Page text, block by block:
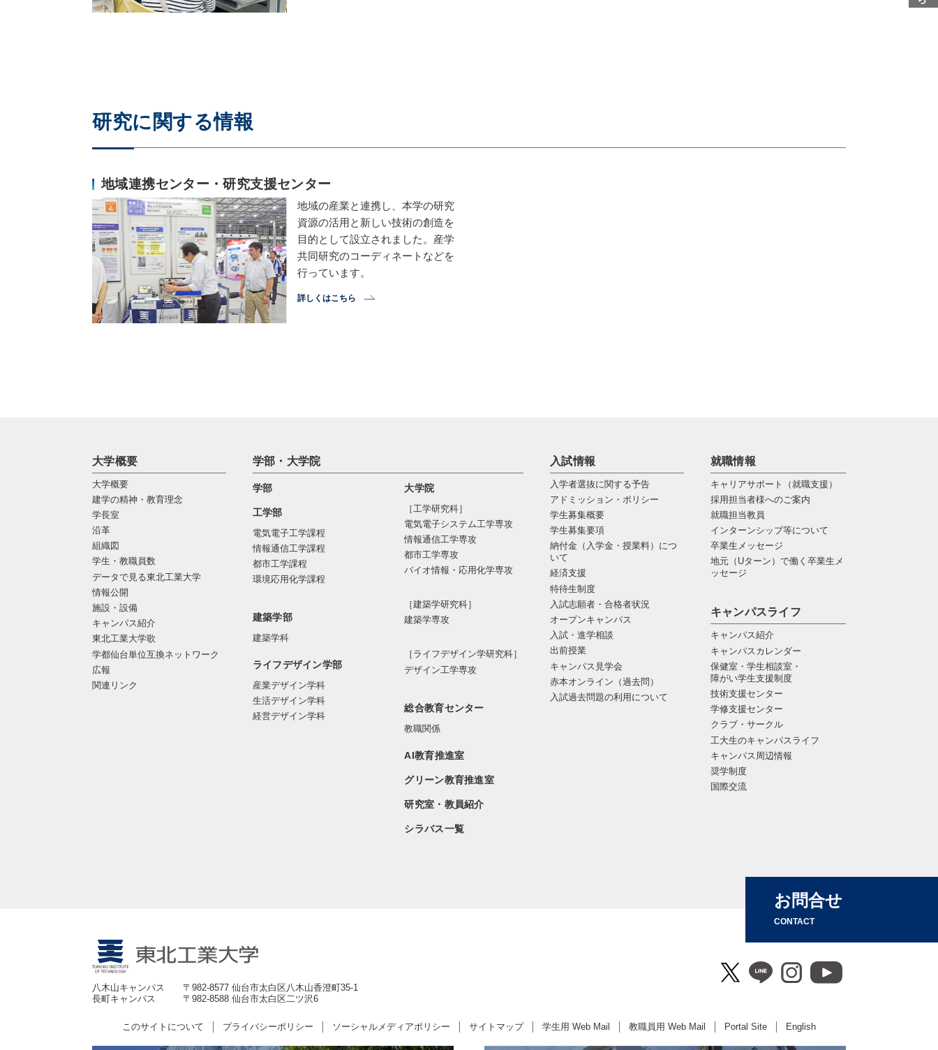
研究に関する情報
地域連携センター・研究支援センター
地域の産業と連携し、本学の研究
資源の活用と新しい技術の創造を
目的として設立されました。産学
共同研究のコーディネートなどを
行っています。
詳しくはこちら
大学概要
大学概要
建学の精神・教育理念
学長室
沿革
組織図
学生・教職員数
データで見る東北工業大学
情報公開
施設・設備
キャンパス紹介
東北工業大学歌
学都仙台単位互換ネットワーク
広報
関連リンク
学部・大学院
学部
工学部
電気電子工学課程
情報通信工学課程
都市工学課程
環境応用化学課程
建築学部
建築学科
ライフデザイン学部
産業デザイン学科
生活デザイン学科
経営デザイン学科
大学院
［工学研究科］
電気電⼦システム⼯学専攻
情報通信⼯学専攻
都市⼯学専攻
バイオ情報・応⽤化学専攻
［建築学研究科］
建築学専攻
［ライフデザイン学研究科］
デザイン工学専攻
総合教育センター
教職関係
AI教育推進室
グリーン教育推進室
研究室・教員紹介
シラバス一覧
入試情報
入学者選抜に関する予告
アドミッション・ポリシー
学生募集概要
学生募集要項
納付金（入学金・授業料）につ
いて
経済支援
特待生制度
入試志願者・合格者状況
オープンキャンパス
入試・進学相談
出前授業
キャンパス見学会
赤本オンライン（過去問）
入試過去問題の利用について
就職情報
キャリアサポート（就職支援）
採用担当者様へのご案内
就職担当教員
インターンシップ等について
卒業生メッセージ
地元（Uターン）で働く卒業生メ
ッセージ
キャンパスライフ
キャンパス紹介
キャンパスカレンダー
保健室・学生相談室・
障がい学生支援制度
技術支援センター
学修支援センター
クラブ・サークル
工大生のキャンパスライフ
キャンパス周辺情報
奨学制度
国際交流
お問合せ
CONTACT
八木山キャンパス
〒982-8577 仙台市太白区八木山香澄町35-1
長町キャンパス
〒982-8588 仙台市太白区二ツ沢6
このサイトについて プライバシーポリシー ソーシャルメディアポリシー サイトマップ 学生用 Web Mail 教職員用 Web Mail Portal Site English